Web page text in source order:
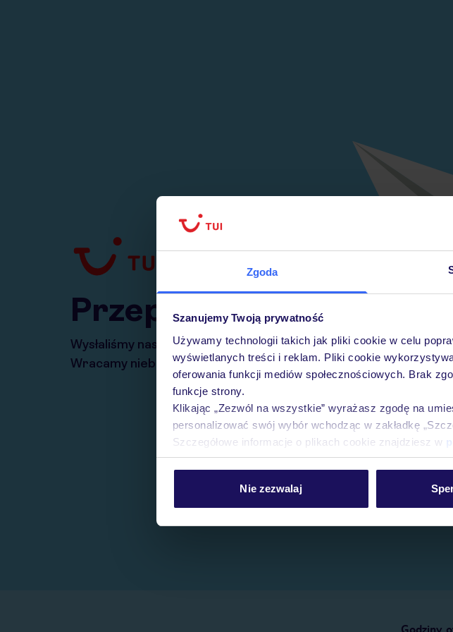
Zgoda
Szanujemy Twoją prywatność
Używamy technologii takich jak pliki cookie w celu
wyświetlanych treści i reklam. Pliki cookie
oferowania funkcji mediów społecznościowych. Brak
funkcje strony.
Klikając „Zezwól na wszystkie” wyrażasz zgodę na
personalizować swój wybór wchodząc w zakładkę
Szczegółowe informacje o plikach cookie znajdziesz w
Nie zezwalaj
Przepraszamy
Wysłaliśmy nasz serwis na krótkie wakacje.
Wracamy niebawem!
Godziny